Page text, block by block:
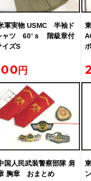
軍実物 USMC 半袖ド
ャツ 60’ｓ 階級章付
ズS
国人民武装警察部隊 肩
胸章 おまとめ